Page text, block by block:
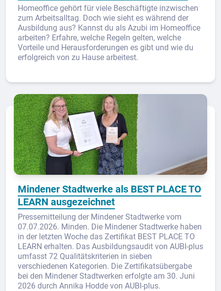
Homeoffice gehört für viele Beschäftigte inzwischen
zum Arbeitsalltag. Doch wie sieht es während der
Ausbildung aus? Kannst du als Azubi im Homeoffice
arbeiten? Erfahre, welche Regeln gelten, welche
Vorteile und Herausforderungen es gibt und wie du
erfolgreich von zu Hause arbeitest.
Mindener Stadtwerke als BEST PLACE TO
LEARN ausgezeichnet
Pressemitteilung der Mindener Stadtwerke vom
07.07.2026. Minden. Die Mindener Stadtwerke haben
in der letzten Woche das Zertifikat BEST PLACE TO
LEARN erhalten. Das Ausbildungsaudit von AUBI-plus
umfasst 72 Qualitätskriterien in sieben
verschiedenen Kategorien. Die Zertifikatsübergabe
bei den Mindener Stadtwerken erfolgte am 30. Juni
2026 durch Annika Hodde von AUBI-plus.